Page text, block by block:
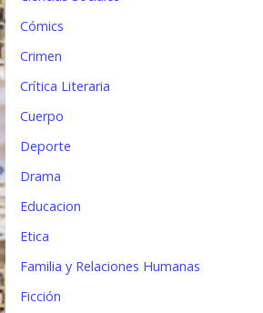
Cómics
Crimen
Crítica Literaria
Cuerpo
Deporte
Drama
Educacion
Etica
Familia y Relaciones Humanas
Ficción